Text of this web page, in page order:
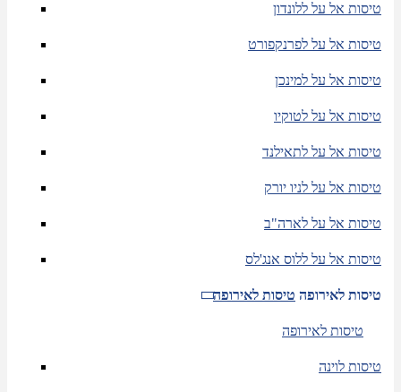
טיסות אל על ללונדון
טיסות אל על לפרנקפורט
טיסות אל על למינכן
טיסות אל על לטוקיו
טיסות אל על לתאילנד
טיסות אל על לניו יורק
טיסות אל על לארה"ב
טיסות אל על ללוס אנג'לס
טיסות לאירופה טיסות לאירופה
טיסות לאירופה
טיסות לוינה